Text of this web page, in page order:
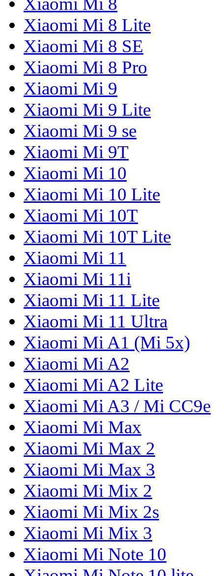
Xiaomi Mi 8 Lite
Xiaomi Mi 8 SE
Xiaomi Mi 8 Pro
Xiaomi Mi 9
Xiaomi Mi 9 Lite
Xiaomi Mi 9 se
Xiaomi Mi 9T
Xiaomi Mi 10
Xiaomi Mi 10 Lite
Xiaomi Mi 10T
Xiaomi Mi 10T Lite
Xiaomi Mi 11
Xiaomi Mi 11i
Xiaomi Mi 11 Lite
Xiaomi Mi 11 Ultra
Xiaomi Mi A1 (Mi 5x)
Xiaomi Mi A2
Xiaomi Mi A2 Lite
Xiaomi Mi A3 / Mi CC9e
Xiaomi Mi Max
Xiaomi Mi Max 2
Xiaomi Mi Max 3
Xiaomi Mi Mix 2
Xiaomi Mi Mix 2s
Xiaomi Mi Mix 3
Xiaomi Mi Note 10